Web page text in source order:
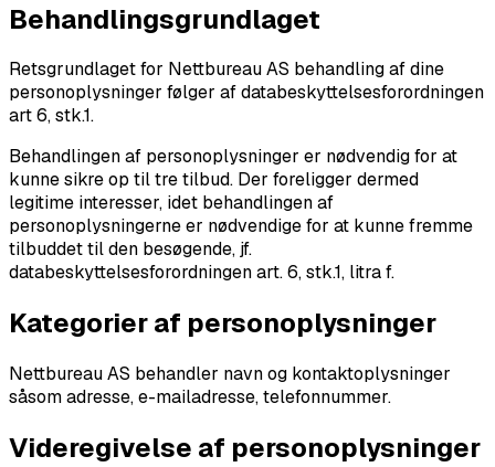
Behandlingsgrundlaget
Retsgrundlaget for Nettbureau AS behandling af dine
personoplysninger følger af databeskyttelsesforordningen
art 6, stk.1.
Behandlingen af personoplysninger er nødvendig for at
kunne sikre op til tre tilbud. Der foreligger dermed
legitime interesser, idet behandlingen af
personoplysningerne er nødvendige for at kunne fremme
tilbuddet til den besøgende, jf.
databeskyttelsesforordningen art. 6, stk.1, litra f.
Kategorier af personoplysninger
Nettbureau AS behandler navn og kontaktoplysninger
såsom adresse, e-mailadresse, telefonnummer.
Videregivelse af personoplysninger